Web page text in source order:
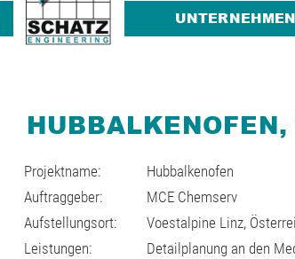
UNTERNEHMEN
Projektname:
Hubbalkenofen
Auftraggeber:
MCE Chemserv
Aufstellungsort:
Voestalpine Linz,
Leistungen:
Detailplanung an den